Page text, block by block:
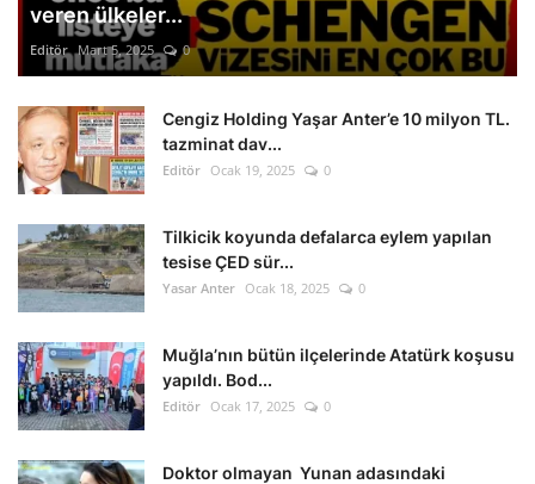
veren ülkeler...
Editör Mart 5, 2025 0
Cengiz Holding Yaşar Anter’e 10 milyon TL.
tazminat dav...
Editör Ocak 19, 2025 0
Tilkicik koyunda defalarca eylem yapılan
tesise ÇED sür...
Yasar Anter Ocak 18, 2025 0
Muğla’nın bütün ilçelerinde Atatürk koşusu
yapıldı. Bod...
Editör Ocak 17, 2025 0
Doktor olmayan Yunan adasındaki